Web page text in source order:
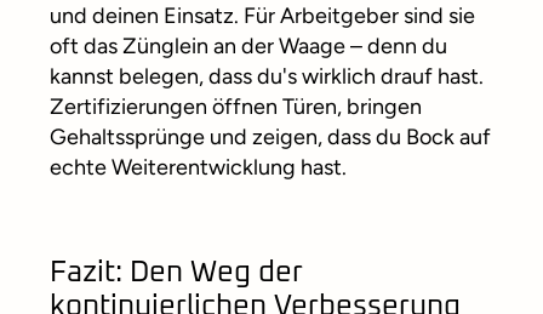
und deinen Einsatz. Für Arbeitgeber sind sie
oft das Zünglein an der Waage – denn du
kannst belegen, dass du's wirklich drauf hast.
Zertifizierungen öffnen Türen, bringen
Gehaltssprünge und zeigen, dass du Bock auf
echte Weiterentwicklung hast.
Fazit: Den Weg der
kontinuierlichen Verbesserung